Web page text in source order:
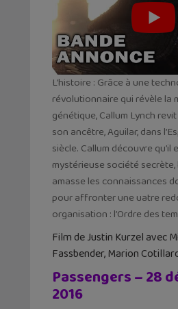
L’histoire : Grâce à une
révolutionnaire qui révèle la
génétique, Callum Lynch
son ancêtre, Aguilar, dans
siècle. Callum découvre qu’il
mystérieuse société secrète,
amasse les connaissances
pour affronter une uatre
organisation : l’Ordre des
Film de Justin Kurzel avec
Fassbender, Marion
Passengers – 28
2016